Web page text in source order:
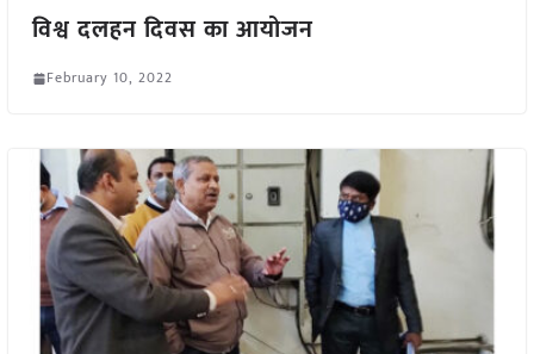
विश्व दलहन दिवस का आयोजन
February 10, 2022